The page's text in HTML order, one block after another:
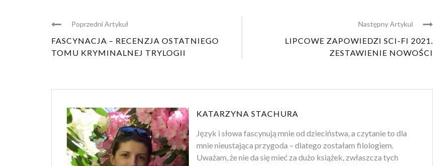
Poprzedni Artykuł
FASCYNACJA – RECENZJA OSTATNIEGO
TOMU KRYMINALNEJ TRYLOGII
Następny Artykul
LIPCOWE ZAPOWIEDZI SCI-FI 2021.
ZESTAWIENIE NOWOŚCI
KATARZYNA STACHURA
Język i słowa fascynują mnie od dzieciństwa, a czytanie to dla
mnie nieustająca przygoda – dlatego zostałam filologiem.
Uważam, że nie da się mieć za dużo książek, zwłaszcza tych